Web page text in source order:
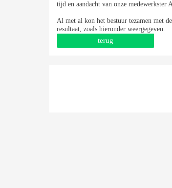
tijd en aandacht van onze medewerkster
Al met al kon het bestuur tezamen met
resultaat, zoals hieronder weergegeven.
terug